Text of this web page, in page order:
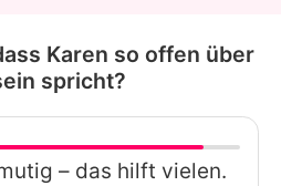
Karen so offen über
spricht?
– das hilft vielen.